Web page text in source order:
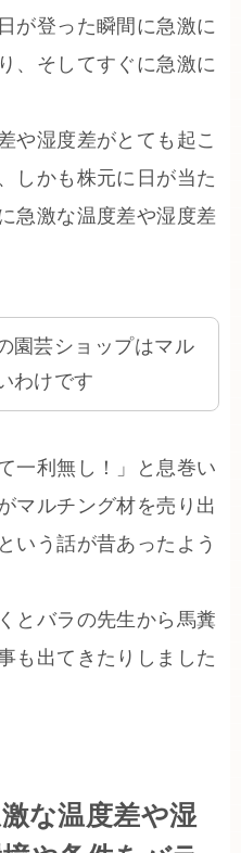
が登った瞬間に急激に
、そしてすぐに急激に
や湿度差がとても起こ
しかも株元に日が当た
急激な温度差や湿度差
園芸ショップはマル
わけです
一利無し！」と息巻い
マルチング材を売り出
いう話が昔あったよう
とバラの先生から馬糞
も出てきたりしました
な温度差や湿